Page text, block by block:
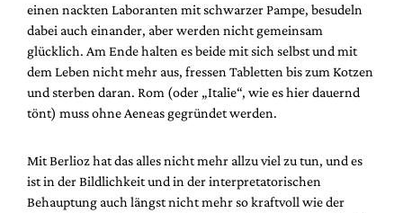
einen nackten Laboranten mit schwarzer Pampe, besudeln
dabei auch einander, aber werden nicht gemeinsam
glücklich. Am Ende halten es beide mit sich selbst und mit
dem Leben nicht mehr aus, fressen Tabletten bis zum Kotzen
und sterben daran. Rom (oder „Italie“, wie es hier dauernd
tönt) muss ohne Aeneas gegründet werden.
Mit Berlioz hat das alles nicht mehr allzu viel zu tun, und es
ist in der Bildlichkeit und in der interpretatorischen
Behauptung auch längst nicht mehr so kraftvoll wie der